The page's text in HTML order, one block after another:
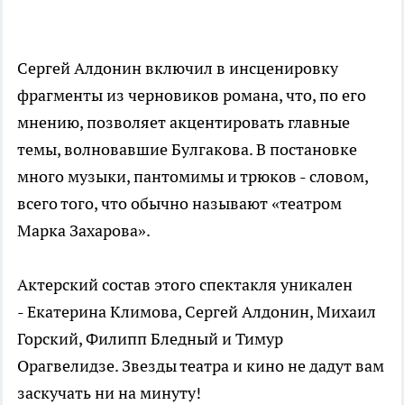
Сергей Алдонин включил в инсценировку
фрагменты из черновиков романа, что, по его
мнению, позволяет акцентировать главные
темы, волновавшие Булгакова. В постановке
много музыки, пантомимы и трюков - словом,
всего того, что обычно называют «театром
Марка Захарова».
Актерский состав этого спектакля уникален
- Екатерина Климова, Сергей Алдонин, Михаил
Горский, Филипп Бледный и Тимур
Орагвелидзе. Звезды театра и кино не дадут вам
заскучать ни на минуту!